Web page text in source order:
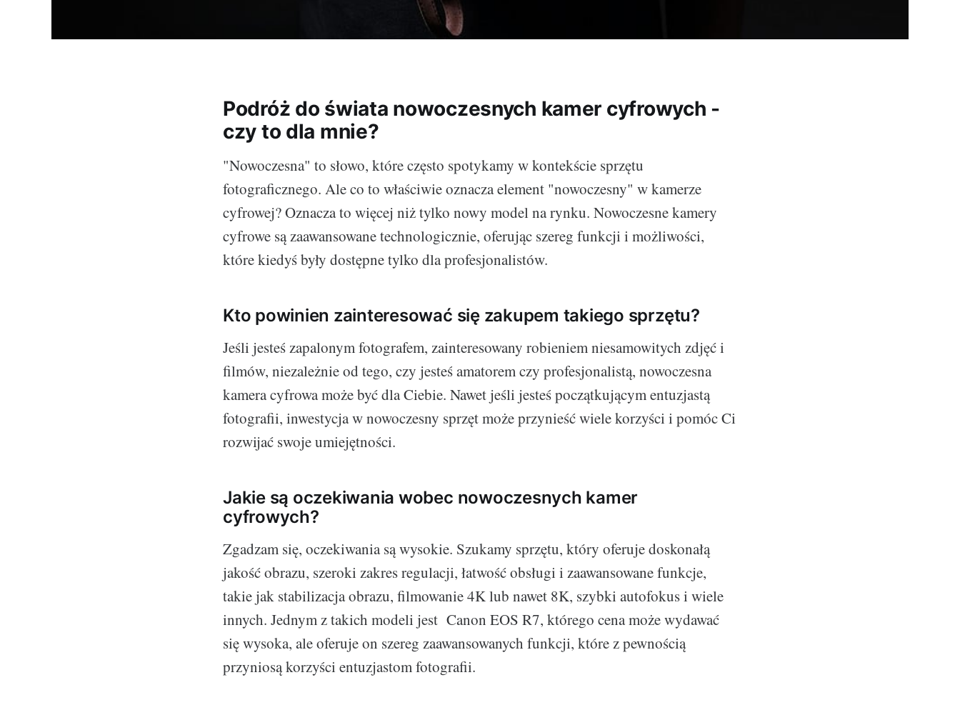
Podróż do świata nowoczesnych kamer cyfrowych -
czy to dla mnie?
"Nowoczesna" to słowo, które często spotykamy w kontekście sprzętu
fotograficznego. Ale co to właściwie oznacza element "nowoczesny" w kamerze
cyfrowej? Oznacza to więcej niż tylko nowy model na rynku. Nowoczesne kamery
cyfrowe są zaawansowane technologicznie, oferując szereg funkcji i możliwości,
które kiedyś były dostępne tylko dla profesjonalistów.
Kto powinien zainteresować się zakupem takiego sprzętu?
Jeśli jesteś zapalonym fotografem, zainteresowany robieniem niesamowitych zdjęć i
filmów, niezależnie od tego, czy jesteś amatorem czy profesjonalistą, nowoczesna
kamera cyfrowa może być dla Ciebie. Nawet jeśli jesteś początkującym entuzjastą
fotografii, inwestycja w nowoczesny sprzęt może przynieść wiele korzyści i pomóc Ci
rozwijać swoje umiejętności.
Jakie są oczekiwania wobec nowoczesnych kamer
cyfrowych?
Zgadzam się, oczekiwania są wysokie. Szukamy sprzętu, który oferuje doskonałą
jakość obrazu, szeroki zakres regulacji, łatwość obsługi i zaawansowane funkcje,
takie jak stabilizacja obrazu, filmowanie 4K lub nawet 8K, szybki autofokus i wiele
innych. Jednym z takich modeli jest Canon EOS R7, którego cena może wydawać
się wysoka, ale oferuje on szereg zaawansowanych funkcji, które z pewnością
przyniosą korzyści entuzjastom fotografii.